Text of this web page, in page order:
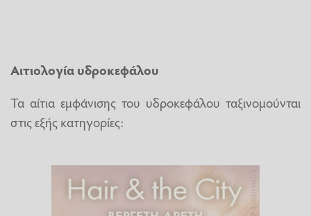
Αιτιολογία υδροκεφάλου
Τα αίτια εμφάνισης του υδροκεφάλου ταξινομούνται
στις εξής κατηγορίες: